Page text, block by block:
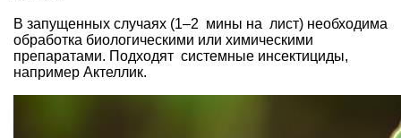
В запущенных случаях (1–2 мины на лист) необходима
обработка биологическими или химическими
препаратами. Подходят системные инсектициды,
например Актеллик.